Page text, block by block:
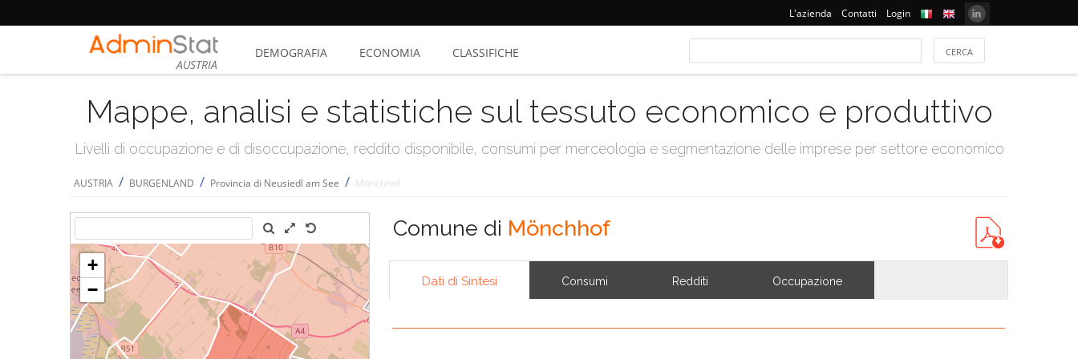
L'azienda Contatti Login
AUSTRIA
DEMOGRAFIA ECONOMIA CLASSIFICHE
Mappe, analisi e statistiche sul tessuto economico e produttivo
Livelli di occupazione e di disoccupazione, reddito disponibile, consumi per merceologia e segmentazione delle imprese per settore economico
AUSTRIA / BURGENLAND / Provincia di Neusiedl am See / Mönchhof
Comune di Mönchhof
Dati di Sintesi Consumi Redditi Occupazione